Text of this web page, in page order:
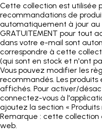
Cette collection est utilisée
recommandations de
automatiquement à jour au
GRATUITEMENT pour tout
dans votre e-mail sont
correspondre à cette
(qui sont en stock et n'ont
Vous pouvez modifier les
recommandés. Les
affichés. Pour activer/
connectez-vous à
ajoutez la section «
Remarque : cette collection
web.